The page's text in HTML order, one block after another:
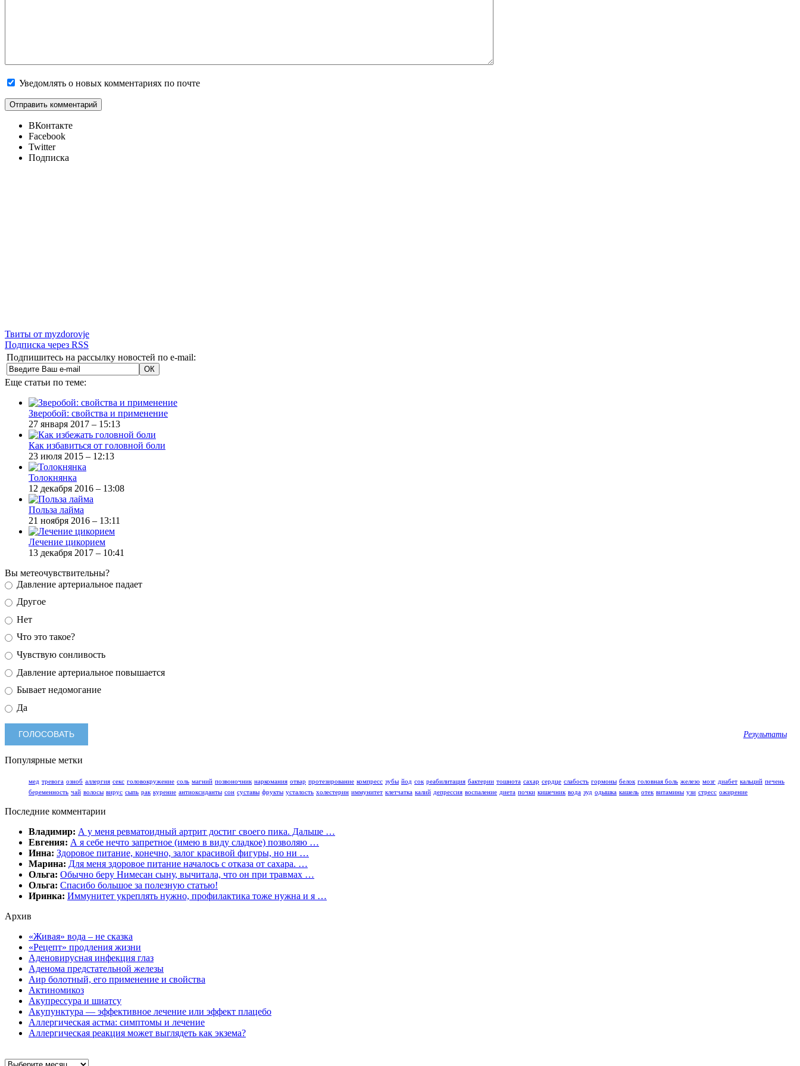
Уведомлять о новых комментариях по почте
ВКонтакте
Facebook
Twitter
Подписка
Твиты от myzdorovje
Подписка через RSS
Подпишитесь на рассылку новостей по e-mail:
Еще статьи по теме:
Зверобой: свойства и применение
27 января 2017 – 15:13
Как избавиться от головной боли
23 июля 2015 – 12:13
Толокнянка
12 декабря 2016 – 13:08
Польза лайма
21 ноября 2016 – 13:11
Лечение цикорием
13 декабря 2017 – 10:41
Вы метеочувствительны?
Давление артериальное падает
Другое
Нет
Что это такое?
Чувствую сонливость
Давление артериальное повышается
Бывает недомогание
Да
Результаты
Популярные метки
мед тревога озноб аллергия секс головокружение соль магний позвоночник наркомания отвар протезирование компресс зубы йод сок реабилитация бактерии тошнота сахар сердце слабость гормоны белок головная боль железо мозг диабет кальций печень
беременность чай волосы вирус сыпь рак курение антиоксиданты сон суставы фрукты усталость холестерин иммунитет клетчатка калий депрессия воспаление диета почки кишечник вода зуд одышка кашель отек витамины узи стресс ожирение
Последние комментарии
Владимир: А у меня ревматоидный артрит достиг своего пика. Дальше …
Евгения: А я себе нечто запретное (имею в виду сладкое) позволяю …
Инна: Здоровое питание, конечно, залог красивой фигуры, но ни …
Марина: Для меня здоровое питание началось с отказа от сахара. …
Ольга: Обычно беру Нимесан сыну, вычитала, что он при травмах …
Ольга: Спасибо большое за полезную статью!
Иринка: Иммунитет укреплять нужно, профилактика тоже нужна и я …
Архив
«Живая» вода – не сказка
«Рецепт» продления жизни
Аденовирусная инфекция глаз
Аденома предстательной железы
Аир болотный, его применение и свойства
Актиномикоз
Акупрессура и шиатсу
Акупунктура — эффективное лечение или эффект плацебо
Аллергическая астма: симптомы и лечение
Аллергическая реакция может выглядеть как экзема?